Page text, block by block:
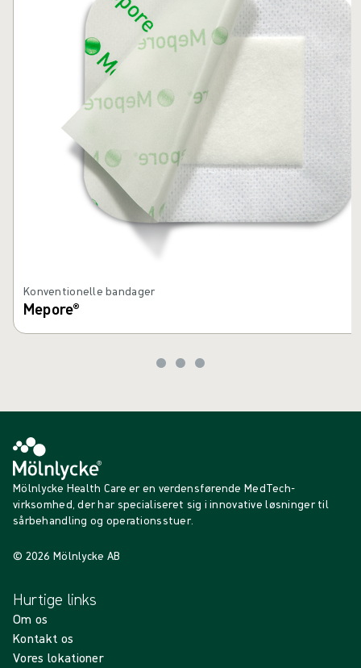
Konventionelle bandager
Mepore®
Mölnlycke Health Care er en verdensførende MedTech-
virksomhed, der har specialiseret sig i innovative løsninger til
sårbehandling og operationsstuer.
© 2026 Mölnlycke AB
Hurtige links
Om os
Kontakt os
Vores lokationer